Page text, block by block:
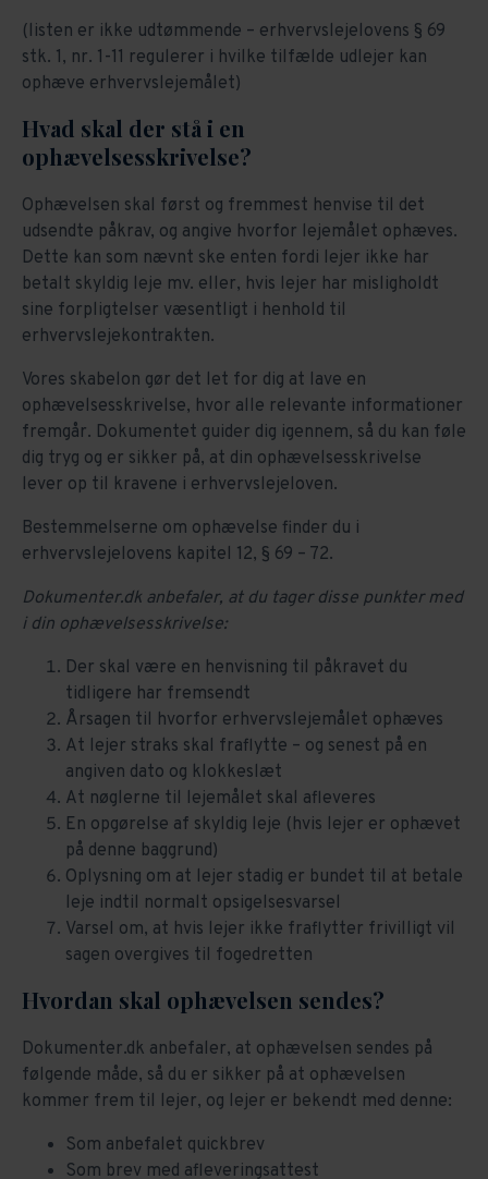
(listen er ikke udtømmende – erhvervslejelovens § 69
stk. 1, nr. 1-11 regulerer i hvilke tilfælde udlejer kan
ophæve erhvervslejemålet)
Hvad skal der stå i en
ophævelsesskrivelse?
Ophævelsen skal først og fremmest henvise til det
udsendte påkrav, og angive hvorfor lejemålet ophæves.
Dette kan som nævnt ske enten fordi lejer ikke har
betalt skyldig leje mv. eller, hvis lejer har misligholdt
sine forpligtelser væsentligt i henhold til
erhvervslejekontrakten.
Vores skabelon gør det let for dig at lave en
ophævelsesskrivelse, hvor alle relevante informationer
fremgår. Dokumentet guider dig igennem, så du kan føle
dig tryg og er sikker på, at din ophævelsesskrivelse
lever op til kravene i erhvervslejeloven.
Bestemmelserne om ophævelse finder du i
erhvervslejelovens kapitel 12, § 69 – 72.
Dokumenter.dk anbefaler, at du tager disse punkter med
i din ophævelsesskrivelse:
Der skal være en henvisning til påkravet du
tidligere har fremsendt
Årsagen til hvorfor erhvervslejemålet ophæves
At lejer straks skal fraflytte – og senest på en
angiven dato og klokkeslæt
At nøglerne til lejemålet skal afleveres
En opgørelse af skyldig leje (hvis lejer er ophævet
på denne baggrund)
Oplysning om at lejer stadig er bundet til at betale
leje indtil normalt opsigelsesvarsel
Varsel om, at hvis lejer ikke fraflytter frivilligt vil
sagen overgives til fogedretten
Hvordan skal ophævelsen sendes?
Dokumenter.dk anbefaler, at ophævelsen sendes på
følgende måde, så du er sikker på at ophævelsen
kommer frem til lejer, og lejer er bekendt med denne:
Som anbefalet quickbrev
Som brev med afleveringsattest